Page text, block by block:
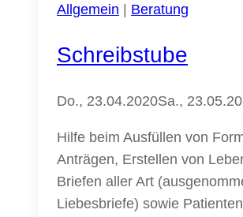
Allgemein | Beratung
Schreibstube
Do., 23.04.2020Sa.,
Hilfe beim Ausfüllen von
Anträgen, Erstellen von
Briefen aller Art
Liebesbriefe) sowie